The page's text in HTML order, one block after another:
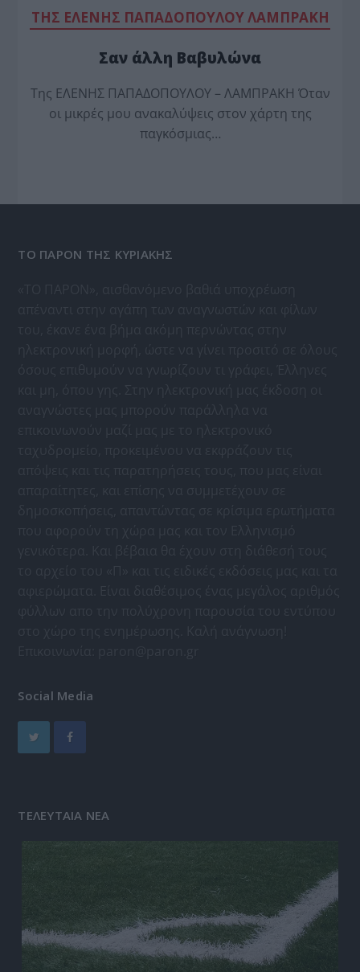
TΗΣ ΕΛΕΝΗΣ ΠΑΠΑΔΟΠΟΥΛΟΥ ΛΑΜΠΡΑΚΗ
Σαν άλλη Βαβυλώνα
Της ΕΛΕΝΗΣ ΠΑΠΑΔΟΠΟΥΛΟΥ – ΛΑΜΠΡΑΚΗ Όταν
οι μικρές μου ανακαλύψεις στον χάρτη της
παγκόσμιας…
ΤΟ ΠΑΡΟΝ ΤΗΣ ΚΥΡΙΑΚΗΣ
Social Media
ΤΕΛΕΥΤΑΙΑ ΝΕΑ